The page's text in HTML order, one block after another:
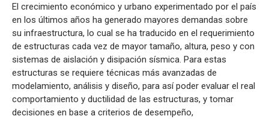
El crecimiento económico y urbano experimentado por el país
en los últimos años ha generado mayores demandas sobre
su infraestructura, lo cual se ha traducido en el requerimiento
de estructuras cada vez de mayor tamaño, altura, peso y con
sistemas de aislación y disipación sísmica. Para estas
estructuras se requiere técnicas más avanzadas de
modelamiento, análisis y diseño, para así poder evaluar el real
comportamiento y ductilidad de las estructuras, y tomar
decisiones en base a criterios de desempeño,